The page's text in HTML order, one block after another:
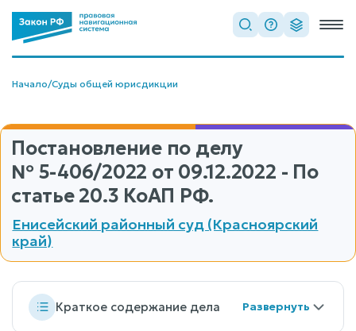
Начало/Суды общей юрисдикции
Постановление по делу
№ 5-406/2022 от 09.12.2022 - По
статье 20.3 КоАП РФ.
Енисейский районный суд (Красноярский
край)
Краткое содержание дела